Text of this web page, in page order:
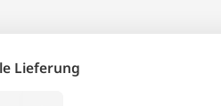
Lieferung